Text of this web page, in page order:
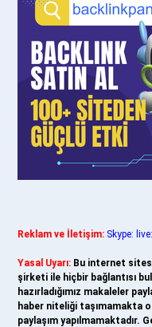
Reklam ve İletişim: Skype:
Yasal Uyarı: Bu internet
şirketi ile hiçbir bağlantısı
hazırladığımız makaleler
haber niteliği taşımamakta
paylaşım yapılmamaktadır.